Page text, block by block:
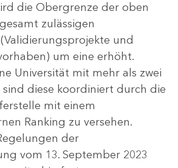
die Obergrenze der oben
zulässigen
und
um eine erhöht.
Universität mit mehr als zwei
sind diese koordiniert durch die
mit einem
Ranking zu versehen.
der
vom 13. September 2023